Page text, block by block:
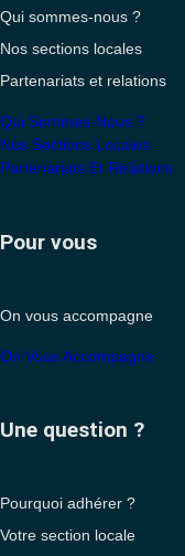
Qui sommes-nous ?
Nos sections locales
Partenariats et relations
Qui Sommes-Nous ?
Nos Sections Locales
Partenariats Et Relations
Pour vous
On vous accompagne
On Vous Accompagne
Une question ?
Pourquoi adhérer ?
Votre section locale